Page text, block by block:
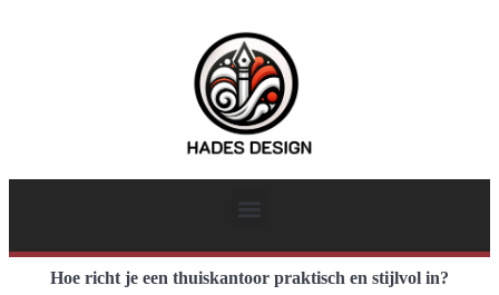
Hoe richt je een thuiskantoor praktisch en stijlvol in?